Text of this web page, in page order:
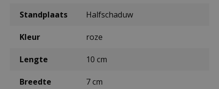
Standplaats Halfschaduw
Kleur roze
Lengte 10 cm
Breedte 7 cm